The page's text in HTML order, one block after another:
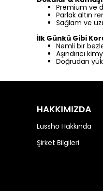
Premium ve
Parlak altın
Sağlam ve
İlk Günkü Gibi
Nemli bir
Aşındırıcı
Doğrudan
HAKKIMIZDA
Lussho Hakkında
Şirket Bilgileri